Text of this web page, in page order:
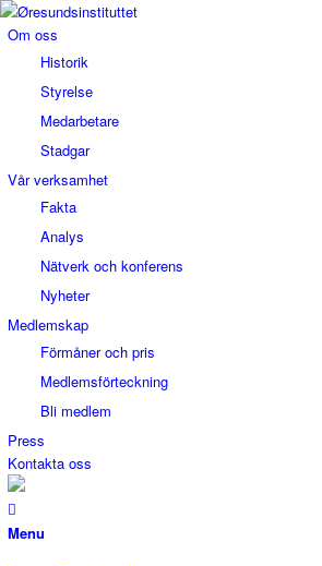
Om oss
Historik
Styrelse
Medarbetare
Stadgar
Vår verksamhet
Fakta
Analys
Nätverk och konferens
Nyheter
Medlemskap
Förmåner och pris
Medlemsförteckning
Bli medlem
Press
Kontakta oss
Menu